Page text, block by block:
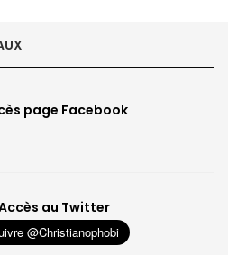
page Facebook
au Twitter